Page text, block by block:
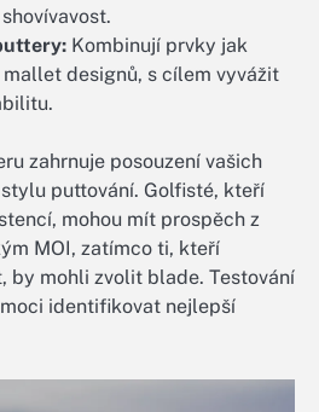
Kombinují prvky jak
designů, s cílem vyvážit
zahrnuje posouzení vašich
puttování. Golfisté, kteří
mohou mít prospěch z
MOI, zatímco ti, kteří
by mohli zvolit blade. Testování
identifikovat nejlepší